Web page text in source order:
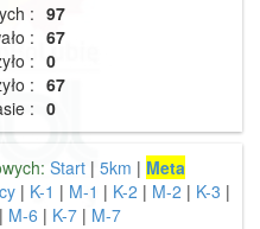
: 97
: 67
: 0
: 67
: 0
Start | 5km | Meta
| K-1 | M-1 | K-2 | M-2 | K-3 |
| M-6 | K-7 | M-7